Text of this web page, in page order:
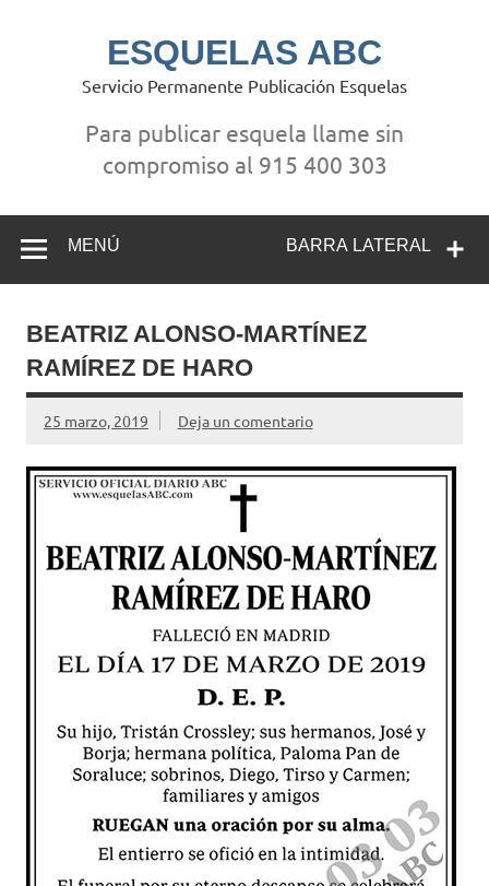
ESQUELAS ABC
Servicio Permanente Publicación Esquelas
Para publicar esquela llame sin
compromiso al 915 400 303
BARRA LATERAL
MENÚ
BEATRIZ ALONSO-MARTÍNEZ
RAMÍREZ DE HARO
25 marzo, 2019 Deja un comentario